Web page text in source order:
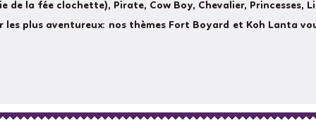
de la fée clochette), Pirate, Cow Boy, Chevalier, Princesses,
les plus aventureux: nos thèmes Fort Boyard et Koh Lanta